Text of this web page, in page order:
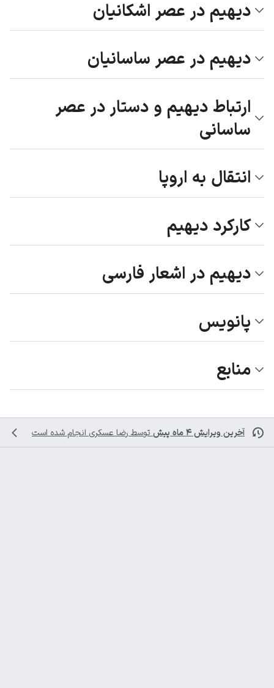
دیهیم در عصر اشکانیان
دیهیم در عصر ساسانیان
ارتباط دیهیم و دستار در عصر
ساسانی
انتقال به اروپا
کارکرد دیهیم
دیهیم در اشعار فارسی
پانویس
منابع
آخرین ویرایش ۴ ماه پیش توسط رضا عسکری انجام شده است